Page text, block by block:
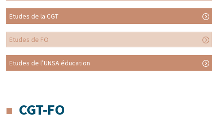
Etudes de la CGT
Etudes de FO
Etudes de l’UNSA éducation
CGT-FO